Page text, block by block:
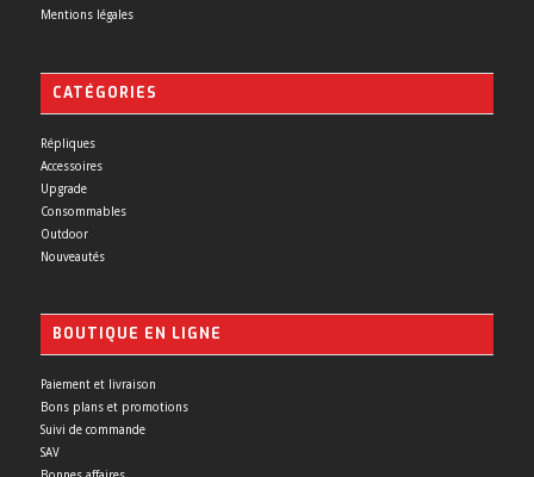
Mentions légales
CATÉGORIES
Répliques
Accessoires
Upgrade
Consommables
Outdoor
Nouveautés
BOUTIQUE EN LIGNE
Paiement et livraison
Bons plans et promotions
Suivi de commande
SAV